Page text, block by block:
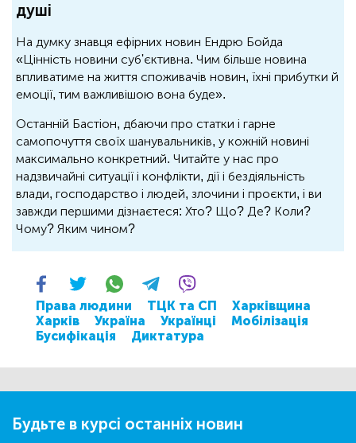
душі
На думку знавця ефірних новин Ендрю Бойда
«Цінність новини суб'єктивна. Чим більше новина
впливатиме на життя споживачів новин, їхні прибутки й
емоції, тим важливішою вона буде».
Останній Бастіон, дбаючи про статки і гарне
самопочуття своїх шанувальників, у кожній новині
максимально конкретний. Читайте у нас про
надзвичайні ситуації і конфлікти, дії і бездіяльність
влади, господарство і людей, злочини і проєкти, і ви
завжди першими дізнаєтеся: Хто? Що? Де? Коли?
Чому? Яким чином?
Права людини ТЦК та СП
Харківщина
Харків
Україна Українці
Мобілізація
Бусифікація
Диктатура
Будьте в курсі останніх новин